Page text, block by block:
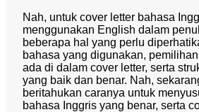
Nah, untuk cover letter bahasa
menggunakan English dalam
beberapa hal yang perlu
bahasa yang digunakan,
ada di dalam cover letter, serta
yang baik dan benar. Nah,
beritahukan caranya untuk
bahasa Inggris yang benar, serta